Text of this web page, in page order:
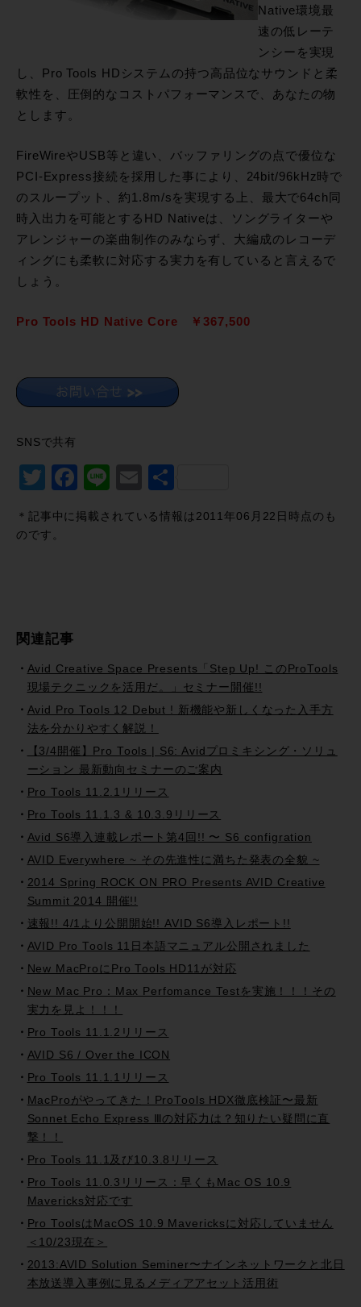
Native環境最
速の低レーテ
ンシーを実現
し、Pro Tools HDシステムの持つ高品位なサウンドと柔
軟性を、圧倒的なコストパフォーマンスで、あなたの物
とします。
FireWireやUSB等と違い、バッファリングの点で優位な
PCI-Express接続を採用した事により、24bit/96kHz時で
のスループット、約1.8m/sを実現する上、最大で64ch同
時入出力を可能とするHD Nativeは、ソングライターや
アレンジャーの楽曲制作のみならず、大編成のレコーデ
ィングにも柔軟に対応する実力を有していると言えるで
しょう。
Pro Tools HD Native Core ￥367,500
SNSで共有
Twitter
Facebook
LineEmail
＊記事中に掲載されている情報は2011年06月22日時点のも
のです。
関連記事
Avid Creative Space Presents「Step Up! このProTools
現場テクニックを活用だ。」セミナー開催!!
Avid Pro Tools 12 Debut ! 新機能や新しくなった入手方
法を分かりやすく解説！
【3/4開催】Pro Tools | S6: Avidプロミキシング・ソリュ
ーション 最新動向セミナーのご案内
Pro Tools 11.2.1リリース
Pro Tools 11.1.3 & 10.3.9リリース
Avid S6導入連載レポート第4回!! 〜 S6 configration
AVID Everywhere ~ その先進性に満ちた発表の全貌 ~
2014 Spring ROCK ON PRO Presents AVID Creative
Summit 2014 開催!!
速報!! 4/1より公開開始!! AVID S6導入レポート!!
AVID Pro Tools 11日本語マニュアル公開されました
New MacProにPro Tools HD11が対応
New Mac Pro：Max Perfomance Testを実施！！！その
実力を見よ！！！
Pro Tools 11.1.2リリース
AVID S6 / Over the ICON
Pro Tools 11.1.1リリース
MacProがやってきた！ProTools HDX徹底検証〜最新
Sonnet Echo Express Ⅲの対応力は？知りたい疑問に直
撃！！
Pro Tools 11.1及び10.3.8リリース
Pro Tools 11.0.3リリース：早くもMac OS 10.9
Mavericks対応です
Pro ToolsはMacOS 10.9 Mavericksに対応していません
＜10/23現在＞
2013:AVID Solution Seminer〜ナインネットワークと北日
本放送導入事例に見るメディアアセット活用術